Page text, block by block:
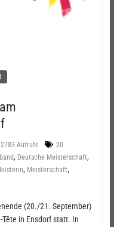
2783 Aufrufe
20.
, Deutsche Meisterschaft,
, Meisterschaft,
(20./21. September)
in Ensdorf statt. In